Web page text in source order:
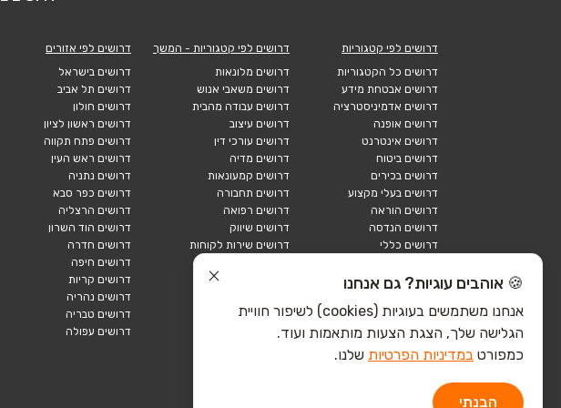
דרושים לפי קטגוריות
דרושים כל הקטגוריות
דרושים אבטחת מידע
דרושים אדמיניסטרציה
דרושים אופנה
דרושים אינטרנט
דרושים ביטוח
דרושים בכירים
דרושים בעלי מקצוע
דרושים הוראה
דרושים הנדסה
דרושים כללי
דרושים לוגיסטיקה
דרושים מכירות
הייטק חומרה
דרושים לפי קטגוריות - המשך
דרושים מלונאות
דרושים משאבי אנוש
דרושים עבודה מהבית
דרושים עיצוב
דרושים עורכי דין
דרושים מדיה
דרושים קמעונאות
דרושים תחבורה
דרושים רפואה
דרושים שיווק
דרושים שירות לקוחות
הייטק כללי
הייטק תוכנה
דרושים לפי אזורים
דרושים בישראל
דרושים תל אביב
דרושים חולון
דרושים ראשון לציון
דרושים פתח תקווה
דרושים ראש העין
דרושים נתניה
דרושים כפר סבא
דרושים הרצליה
דרושים הוד השרון
דרושים חדרה
דרושים חיפה
דרושים קריות
דרושים נהריה
דרושים טבריה
דרושים עפולה
🍪 אוהבים עוגיות? גם אנחנו
אנחנו משתמשים בעוגיות (cookies) לשיפור חוויית
הגלישה שלך, הצגת הצעות מותאמות ועוד.
כמפורט במדיניות הפרטיות שלנו.
הבנתי